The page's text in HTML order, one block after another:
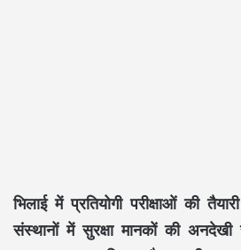
भिलाई में प्रतियोगी परीक्षाओं की
संस्थानों में सुरक्षा मानकों की